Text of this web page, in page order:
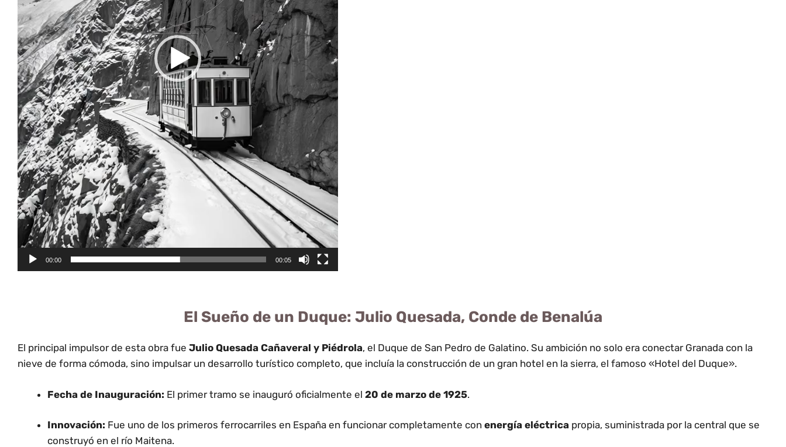
00:00 00:05
El Sueño de un Duque: Julio Quesada, Conde de Benalúa
El principal impulsor de esta obra fue Julio Quesada Cañaveral y Piédrola, el Duque de San Pedro de Galatino. Su ambición no solo era conectar Granada con la
nieve de forma cómoda, sino impulsar un desarrollo turístico completo, que incluía la construcción de un gran hotel en la sierra, el famoso «Hotel del Duque».
Fecha de Inauguración: El primer tramo se inauguró oficialmente el 20 de marzo de 1925.
Innovación: Fue uno de los primeros ferrocarriles en España en funcionar completamente con energía eléctrica propia, suministrada por la central que se
construyó en el río Maitena.